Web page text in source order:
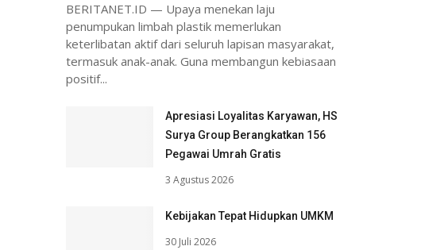
BERITANET.ID — Upaya menekan laju
penumpukan limbah plastik memerlukan
keterlibatan aktif dari seluruh lapisan masyarakat,
termasuk anak-anak. Guna membangun kebiasaan
positif...
Apresiasi Loyalitas Karyawan, HS
Surya Group Berangkatkan 156
Pegawai Umrah Gratis
3 Agustus 2026
Kebijakan Tepat Hidupkan UMKM
30 Juli 2026